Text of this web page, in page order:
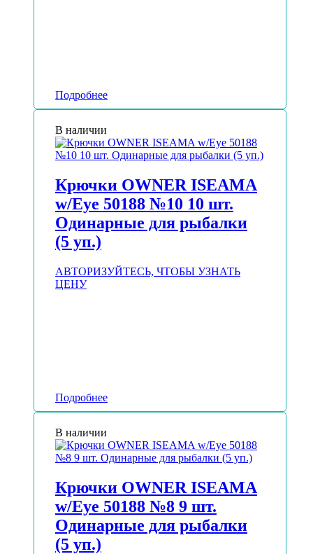
Подробнее
В наличии
Крючки OWNER ISEAMA
w/Eye 50188 №10 10 шт.
Одинарные для рыбалки
(5 уп.)
АВТОРИЗУЙТЕСЬ, ЧТОБЫ УЗНАТЬ
ЦЕНУ
Подробнее
В наличии
Крючки OWNER ISEAMA
w/Eye 50188 №8 9 шт.
Одинарные для рыбалки
(5 уп.)